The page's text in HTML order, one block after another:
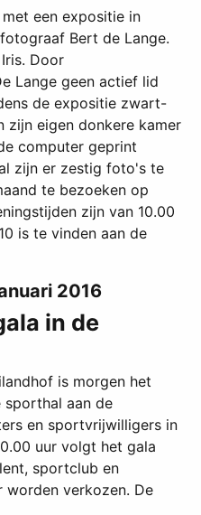
een expositie in
Bert de Lange.
Door
Lange geen actief lid
de expositie zwart-
eigen donkere kamer
computer geprint
zijn er zestig foto's te
te bezoeken op
zijn van 10.00
is te vinden aan de
2016
in de
is morgen het
sporthal aan de
en sportvrijwilligers in
uur volgt het gala
sportclub en
verkozen. De